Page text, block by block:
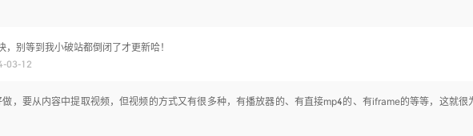
别等到我小破站都倒闭了才更新哈！
03-12
，要从内容中提取视频，但视频的方式又有很多种，有播放器的、有直接mp4的、有iframe的等等，这就很